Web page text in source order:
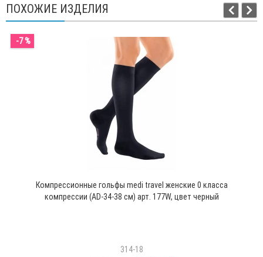
ПОХОЖИЕ ИЗДЕЛИЯ
-7 %
Компрессионные гольфы medi travel женские 0 класса
компрессии (AD-34-38 см) арт. 177W, цвет черный
314-18